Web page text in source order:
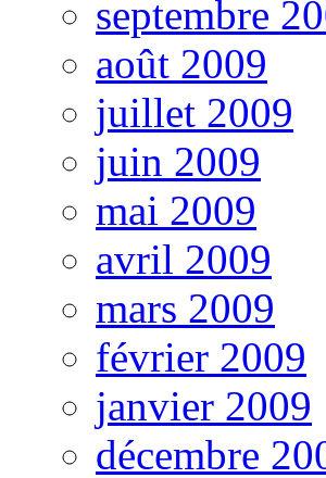
septembre
août 2009
juillet 2009
juin 2009
mai 2009
avril 2009
mars 2009
février 2009
janvier 2009
décembre